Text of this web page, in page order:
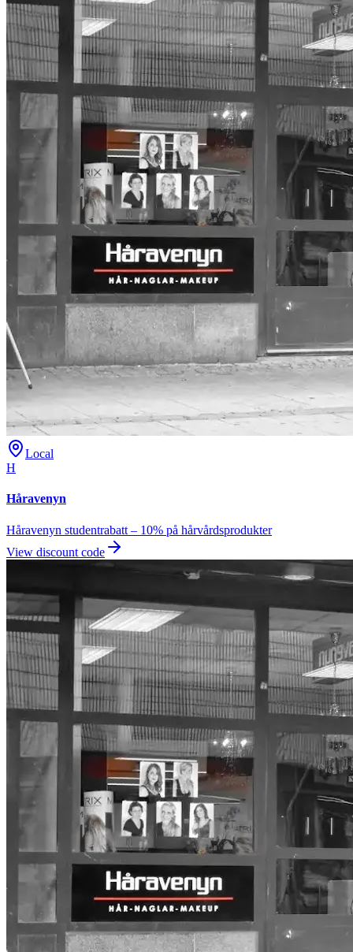
Local
H
Håravenyn
Håravenyn studentrabatt – 10% på hårvårdsprodukter
View discount code